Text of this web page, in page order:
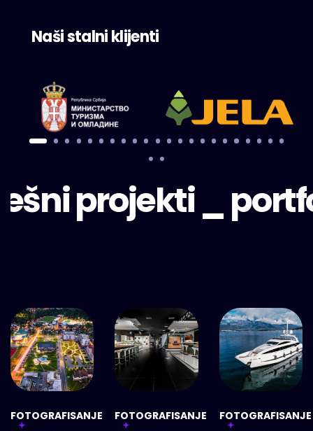
Naši stalni klijenti
projekti _
FOTOGRAFISANJE
FOTOGRAFISANJE
FOTOGRAFISANJE